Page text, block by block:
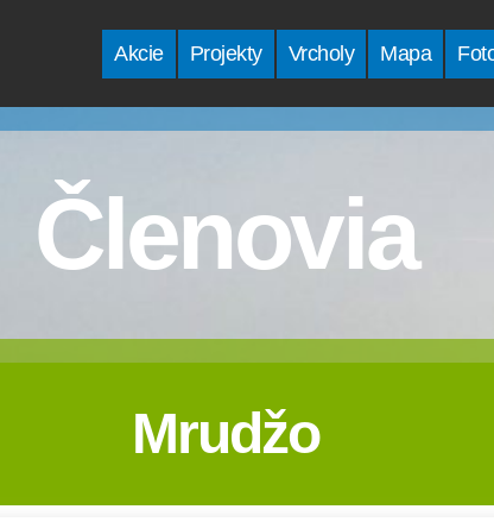
Akcie Projekty Vrcholy Mapa
Členovia
Mrudžo